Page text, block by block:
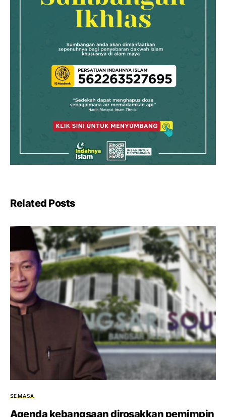
Related Posts
SEMASA
Agenda kebangsaan dirosakkan pemimpin